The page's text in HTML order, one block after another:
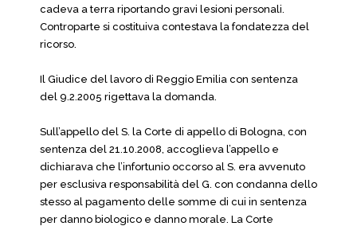
cadeva a terra riportando gravi lesioni personali.
Controparte si costituiva contestava la fondatezza del
ricorso.
Il Giudice del lavoro di Reggio Emilia con sentenza
del 9.2.2005 rigettava la domanda.
Sull’appello del S. la Corte di appello di Bologna, con
sentenza del 21.10.2008, accoglieva l’appello e
dichiarava che l’infortunio occorso al S. era avvenuto
per esclusiva responsabilità del G. con condanna dello
stesso al pagamento delle somme di cui in sentenza
per danno biologico e danno morale. La Corte